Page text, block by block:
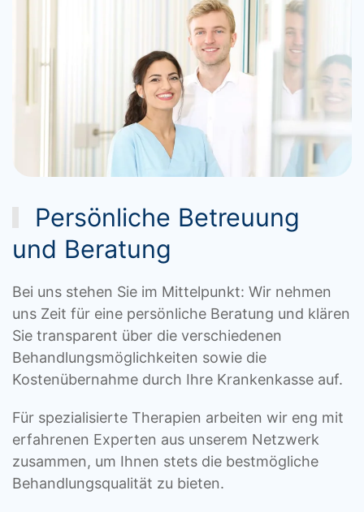
Persönliche Betreuung
und Beratung
Bei uns stehen Sie im Mittelpunkt: Wir nehmen
uns Zeit für eine persönliche Beratung und klären
Sie transparent über die verschiedenen
Behandlungsmöglichkeiten sowie die
Kostenübernahme durch Ihre Krankenkasse auf.
Für spezialisierte Therapien arbeiten wir eng mit
erfahrenen Experten aus unserem Netzwerk
zusammen, um Ihnen stets die bestmögliche
Behandlungsqualität zu bieten.